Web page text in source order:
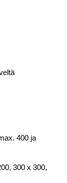
400 ja
300 x 300,